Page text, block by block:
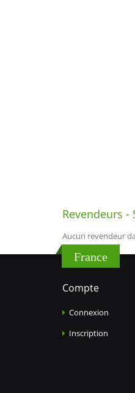
Revendeurs -
Aucun revendeur
France
Compte
Connexion
Inscription